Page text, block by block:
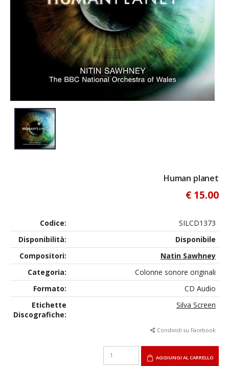
Human planet
€ 15.00
Codice:
SILCD1373
Disponibilità:
Disponibile
Compositori:
Natin Sawhney
Categoria:
Colonne sonore originali
Formato:
CD Audio
Etichette
Discografiche:
Silva Screen
Condividi su Facebook
AGGIUNGI AL CARRELLO